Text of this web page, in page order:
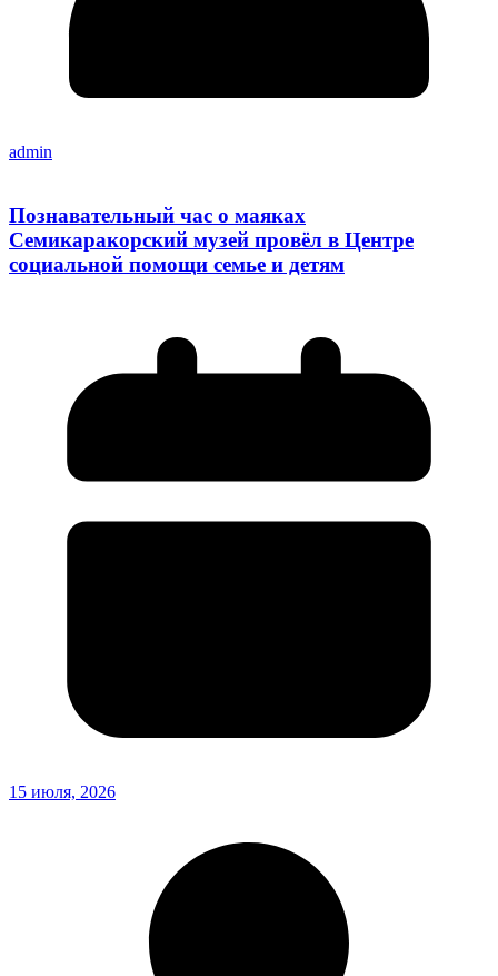
admin
Познавательный час о маяках
Семикаракорский музей провёл в Центре
социальной помощи семье и детям
15 июля, 2026